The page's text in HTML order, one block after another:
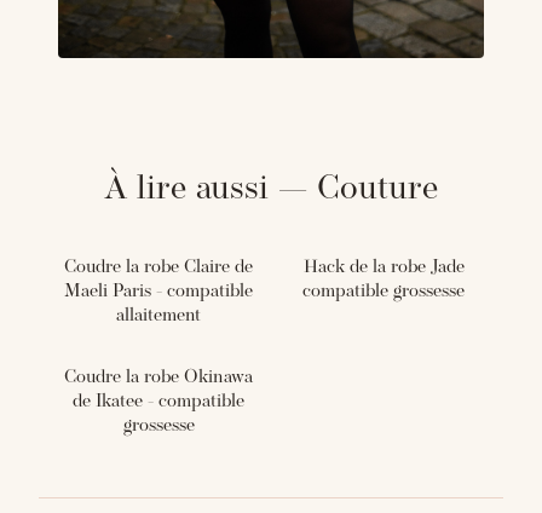
À lire aussi — Couture
Coudre la robe Claire de
Maeli Paris - compatible
allaitement
Hack de la robe Jade
compatible grossesse
Coudre la robe Okinawa
de Ikatee - compatible
grossesse